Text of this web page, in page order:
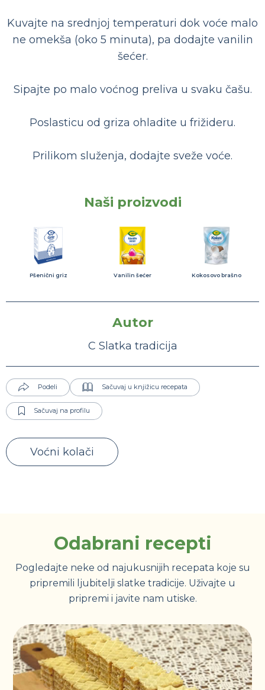
Kuvajte na srednjoj temperaturi dok voće malo
ne omekša (oko 5 minuta), pa dodajte vanilin
šećer.
Sipajte po malo voćnog preliva u svaku čašu.
Poslasticu od griza ohladite u frižideru.
Prilikom služenja, dodajte sveže voće.
Naši proizvodi
Pšenični griz Vanilin šećer Kokosovo brašno
Autor
C Slatka tradicija
Podeli Sačuvaj u knjižicu recepata
Sačuvaj na profilu
Voćni kolači
Odabrani recepti
Pogledajte neke od najukusnijih recepata koje su
pripremili ljubitelji slatke tradicije. Uživajte u
pripremi i javite nam utiske.